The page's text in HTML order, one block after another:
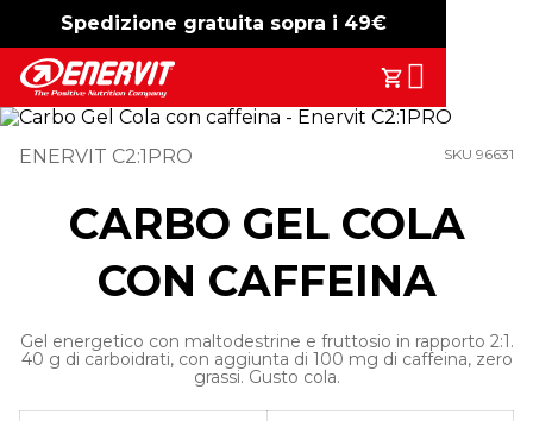
Spedizione gratuita sopra i 49€
-15% free shipping
Il Tuo
Search
ENERVIT C2:1PRO SKU 96631
CARBO GEL COLA
CON CAFFEINA
Gel energetico con maltodestrine e fruttosio in rapporto 2:1.
40 g di carboidrati, con aggiunta di 100 mg di caffeina, zero
grassi. Gusto cola.